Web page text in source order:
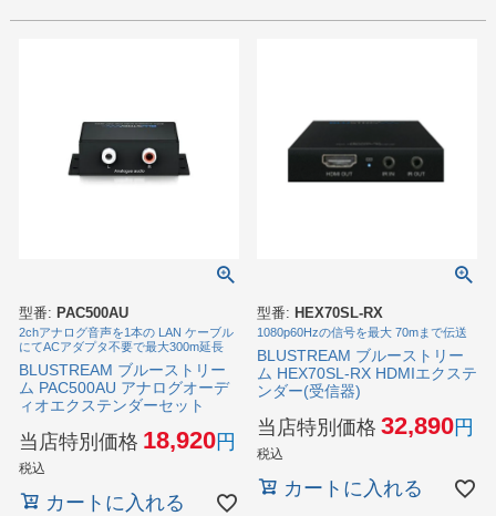
型番: PAC500AU
2chアナログ音声を1本の LAN ケーブル
にてACアダプタ不要で最大300m延長
BLUSTREAM ブルーストリー
ム PAC500AU アナログオーデ
ィオエクステンダーセット
当店特別価格 18,920
税込
カートに入れる
型番: HEX70SL-RX
1080p60Hzの信号を最大 70mまで伝送
BLUSTREAM ブルーストリー
ム HEX70SL-RX HDMIエクステ
ンダー(受信器)
当店特別価格 32,890
税込
カートに入れる